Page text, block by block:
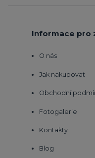
Informace pro
O nás
Jak nakupovat
Obchodní
Fotogalerie
Kontakty
Blog